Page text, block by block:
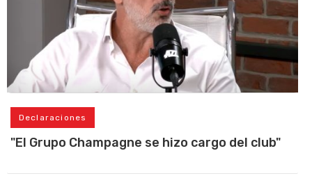
Declaraciones
"El Grupo Champagne se hizo cargo del club"